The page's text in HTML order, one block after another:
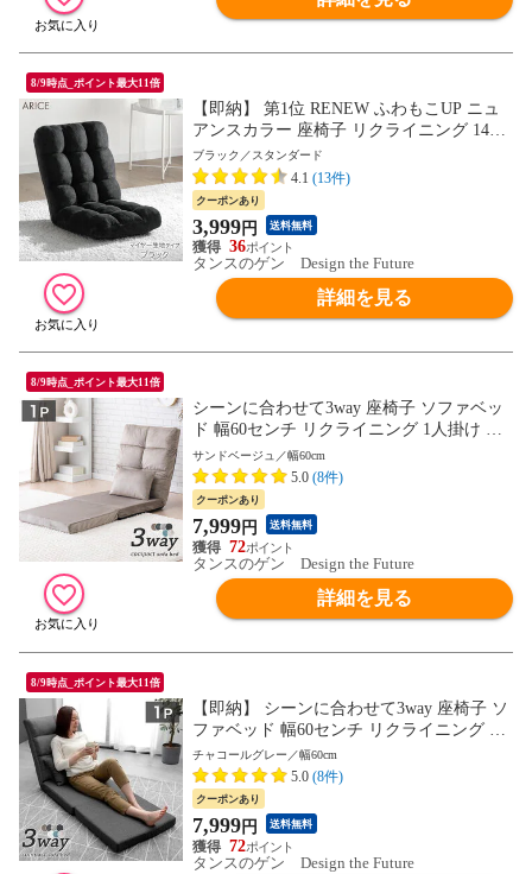
8/9時点_ポイント最大11倍
【即納】 第1位 RENEW ふわもこUP ニュ
アンスカラー 座椅子 リクライニング 14段
ギア フロア チェア チェアー リクライニン
グ座椅子 座イス 椅子 いす コンパクト 折
り畳み 小さい 1人 ギフト プレゼント 6517
0003〔ブラック〕
ブラック／スタンダード
4.1 (13件)
クーポンあり
3,999円 送料無料
36
タンスのゲン Design the Future
詳細を見る
8/9時点_ポイント最大11倍
シーンに合わせて3way 座椅子 ソファベッ
ド 幅60センチ リクライニング 1人掛け ソ
ファ ベッド ソファーベッド フロアソファ
ソファー ローソファ ハイバック コンパク
ト 1521005318〔サンドベージュ〕【予約】
8月中旬※8/20までに出荷予定
サンドベージュ／幅60cm
5.0 (8件)
クーポンあり
7,999円 送料無料
72
タンスのゲン Design the Future
詳細を見る
8/9時点_ポイント最大11倍
【即納】 シーンに合わせて3way 座椅子 ソ
ファベッド 幅60センチ リクライニング 1
人掛け ソファ ベッド ソファーベッド フロ
アソファ ソファー ローソファ ハイバック
コンパクト 1521005317〔チャコールグレ
ー〕
チャコールグレー／幅60cm
5.0 (8件)
クーポンあり
7,999円 送料無料
72
タンスのゲン Design the Future